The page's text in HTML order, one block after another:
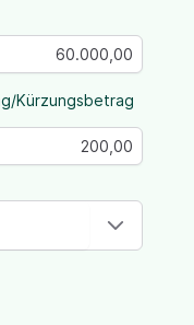
Kürzungsbetrag